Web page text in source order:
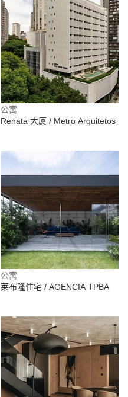
公寓
Renata 大厦 / Metro Arquitetos
公寓
莱布隆住宅 / AGENCIA TPBA